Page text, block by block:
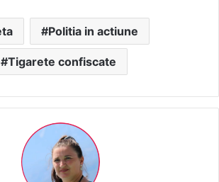
Politia in actiune
Tigarete confiscate